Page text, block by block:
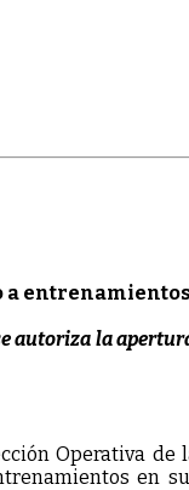
autoriza la
Operativa
en